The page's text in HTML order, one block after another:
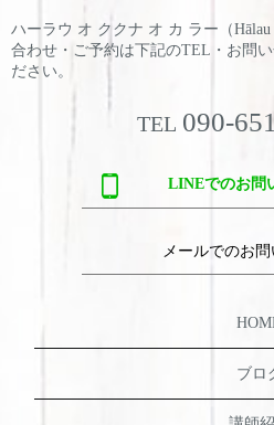
ハーラウ オ ククナ オ カ ラー（
合わせ・ご予約は下記のTEL・お問
ださい。
TEL 090-
LINEでのお問
メールでのお
ブロ